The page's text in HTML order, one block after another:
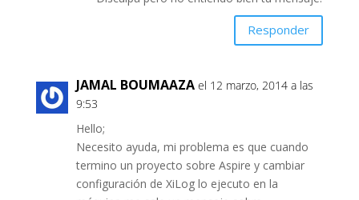
Responder
JAMAL BOUMAAZA el 12 marzo, 2014 a las
9:53
Hello;
Necesito ayuda, mi problema es que cuando
termino un proyecto sobre Aspire y cambiar
configuración de XiLog lo ejecuto en la